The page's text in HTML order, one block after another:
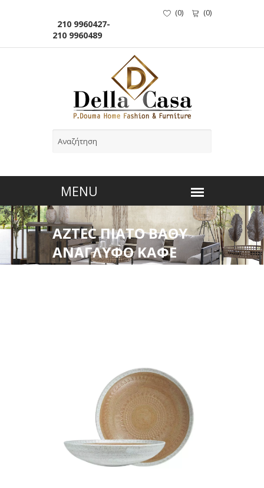
210 9960427-
210 9960489
(0) (0)
AZTEC ΠΙΑΤΟ ΒΑΘΥ
ΑΝΑΓΛΥΦΟ ΚΑΦΕ
28,3Χ6,4 ΕΚ